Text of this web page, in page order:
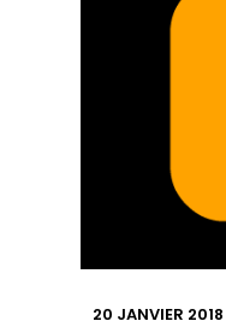
20 JANVIER 2018